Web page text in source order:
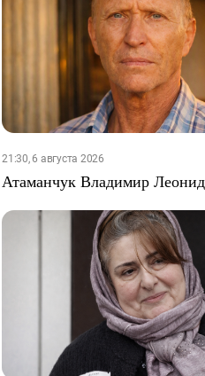
21:30, 6 августа 2026
Атаманчук Владимир